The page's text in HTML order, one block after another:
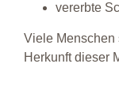
vererbte
Viele Menschen
Herkunft dieser